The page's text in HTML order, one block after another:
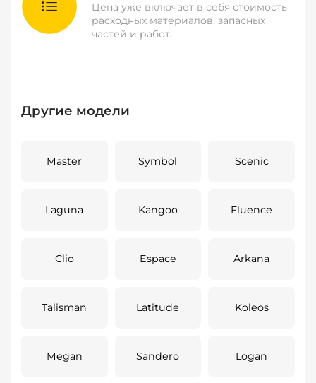
Цена уже включает в себя стоимость
расходных материалов, запасных
частей и работ.
Другие модели
Master Symbol Scenic
Laguna Kangoo Fluence
Clio Espace Arkana
Talisman Latitude Koleos
Megan Sandero Logan